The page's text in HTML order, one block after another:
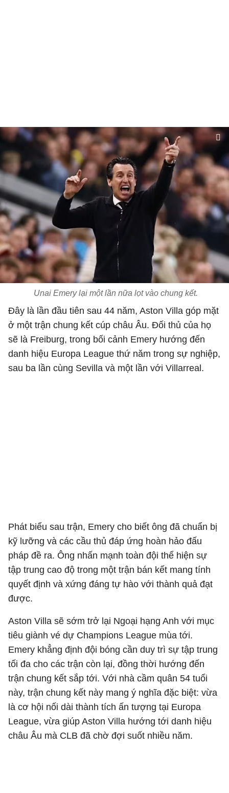
Unai Emery lại một lần nữa lọt vào chung kết.
Đây là lần đầu tiên sau 44 năm, Aston Villa góp mặt
ở một trận chung kết cúp châu Âu. Đối thủ của họ
sẽ là Freiburg, trong bối cảnh Emery hướng đến
danh hiệu Europa League thứ năm trong sự nghiệp,
sau ba lần cùng Sevilla và một lần với Villarreal.
Phát biểu sau trận, Emery cho biết ông đã chuẩn bị
kỹ lưỡng và các cầu thủ đáp ứng hoàn hảo đấu
pháp đề ra. Ông nhấn mạnh toàn đội thể hiện sự
tập trung cao độ trong một trận bán kết mang tính
quyết định và xứng đáng tự hào với thành quả đạt
được.
Aston Villa sẽ sớm trở lại Ngoại hạng Anh với mục
tiêu giành vé dự Champions League mùa tới.
Emery khẳng định đội bóng cần duy trì sự tập trung
tối đa cho các trận còn lại, đồng thời hướng đến
trận chung kết sắp tới. Với nhà cầm quân 54 tuổi
này, trận chung kết này mang ý nghĩa đặc biệt: vừa
là cơ hội nối dài thành tích ấn tượng tại Europa
League, vừa giúp Aston Villa hướng tới danh hiệu
châu Âu mà CLB đã chờ đợi suốt nhiều năm.